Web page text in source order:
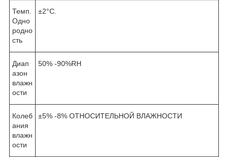
Темп.
Одно
родно
сть
±2°C.
Диап
азон
влажн
ости
50% -90%RH
Колеб
ания
влажн
ости
±5% -8% ОТНОСИТЕЛЬНОЙ ВЛАЖНОСТИ